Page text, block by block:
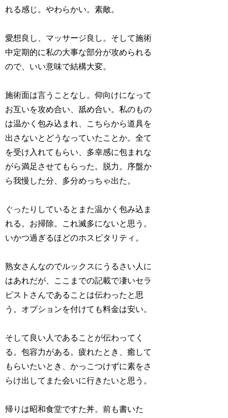
れる感じ。やわらかい。素敵。
愛想良し、マッサージ良し。そして施術
中定期的に私の大事な部分が攻められる
ので、いい意味で結構大変。
施術面は言うことなし。仰向けになって
お互いを攻め合い、舐め合い。私のもの
は温かく包み込まれ、こちらから道具を
出さないとどうなっていたことか。全て
を受け入れてもらい、多幸感に包まれな
がら満足させてもらった。脱力。序盤か
ら我慢した分、多分めっちゃ出た。
ぐったりしているとまた温かく包み込ま
れる。お掃除。これ滅多にないと思う。
いかつ過ぎるほどのホスピタリティ。
熟女さんなのでルックスにうるさい人に
はあれだが、ここまでの記載で凄いセラ
ピストさんであることは伝わったと思
う。オプションを付けても料金は安い。
そして良い人であることが伝わってく
る。包容力がある。疲れたとき、癒して
もらいたいとき、かっこつけずに素をさ
らけ出してまた会いに行きたいと思う。
帰りは昭和食堂ですた丼。前も書いた